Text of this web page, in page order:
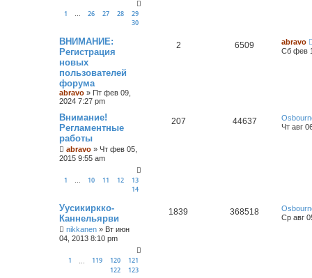
1 … 26 27 28
29
30
ВНИМАНИЕ:
Регистрация
новых
пользователей
форума
abravo » Пт фев 09,
2024 7:27 pm
2 6509
abravo
Сб фев
Внимание!
Регламентные
работы
abravo » Чт фев 05,
2015 9:55 am
1 … 10 11 12
13
14
207 44637
Чт авг
Уусикиркко-
Каннельярви
nikkanen » Вт июн
04, 2013 8:10 pm
1 119 120
121
122
123
1839 368518
Ср авг